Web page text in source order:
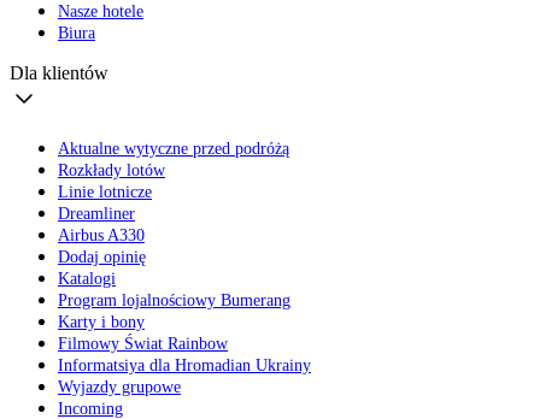
Nasze hotele
Biura
Dla klientów
Aktualne wytyczne przed podróżą
Rozkłady lotów
Linie lotnicze
Dreamliner
Airbus A330
Dodaj opinię
Katalogi
Program lojalnościowy Bumerang
Karty i bony
Filmowy Świat Rainbow
Informatsiya dla Hromadian Ukrainy
Wyjazdy grupowe
Incoming